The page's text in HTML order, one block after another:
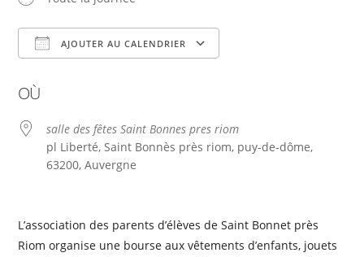
AJOUTER AU CALENDRIER
OÙ
salle des fêtes Saint Bonnes pres riom
pl Liberté, Saint Bonnès près riom, puy-de-dôme,
63200, Auvergne
L’association des parents d’élèves de Saint Bonnet près
Riom organise une bourse aux vêtements d’enfants, jouets